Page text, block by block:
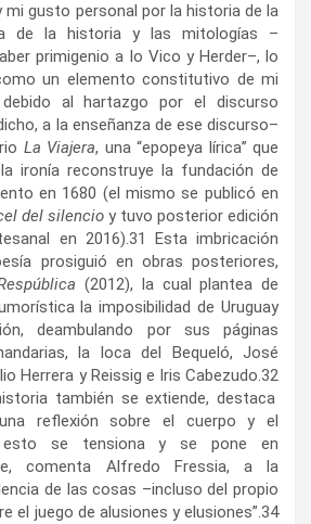
mi gusto personal por la historia de la
de la historia y las mitologías –
primigenio a lo Vico y Herder–, lo
un elemento constitutivo de mi
al hartazgo por el discurso
a la enseñanza de ese discurso–
La Viajera, una “epopeya lírica” que
ironía reconstruye la fundación de
en 1680 (el mismo se publicó en
del silencio y tuvo posterior edición
en 2016).31
Esta imbricación
prosiguió en obras posteriores,
(2012), la cual plantea de
la imposibilidad de Uruguay
deambulando por sus páginas
la loca del Bequeló, José
Herrera y Reissig e Iris Cabezudo.32
también se extiende, destaca
reflexión sobre el cuerpo y el
se tensiona y se pone en
comenta Alfredo Fressia, a la
de las cosas –incluso del propio
el juego de alusiones y elusiones”.34